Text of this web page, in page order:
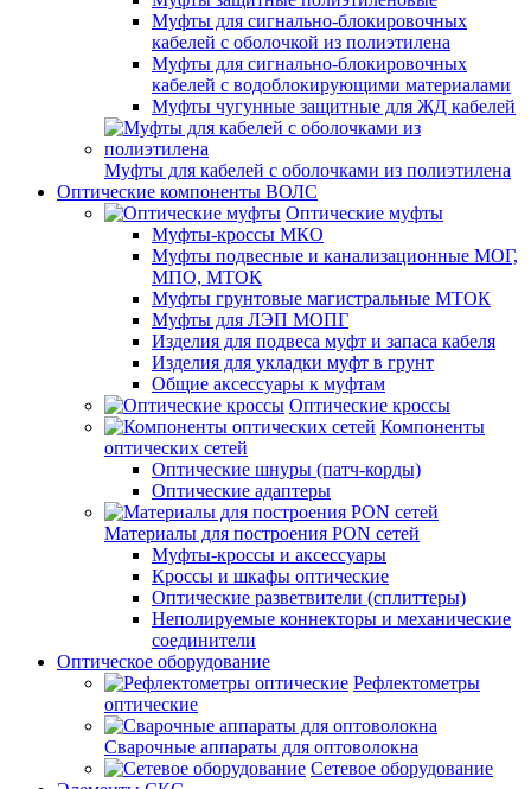
Муфты для сигнально-блокировочных
кабелей с оболочкой из полиэтилена
Муфты для сигнально-блокировочных
кабелей с водоблокирующими материалами
Муфты чугунные защитные для ЖД кабелей
Муфты для кабелей с оболочками из полиэтилена
Оптические компоненты ВОЛС
Оптические муфты
Муфты-кроссы МКО
Муфты подвесные и канализационные МОГ,
МПО, МТОК
Муфты грунтовые магистральные МТОК
Муфты для ЛЭП МОПГ
Изделия для подвеса муфт и запаса кабеля
Изделия для укладки муфт в грунт
Общие аксессуары к муфтам
Оптические кроссы
Компоненты
оптических сетей
Оптические шнуры (патч-корды)
Оптические адаптеры
Материалы для построения PON сетей
Муфты-кроссы и аксессуары
Кроссы и шкафы оптические
Оптические разветвители (сплиттеры)
Неполируемые коннекторы и механические
соединители
Оптическое оборудование
Рефлектометры
оптические
Сварочные аппараты для оптоволокна
Сетевое оборудование